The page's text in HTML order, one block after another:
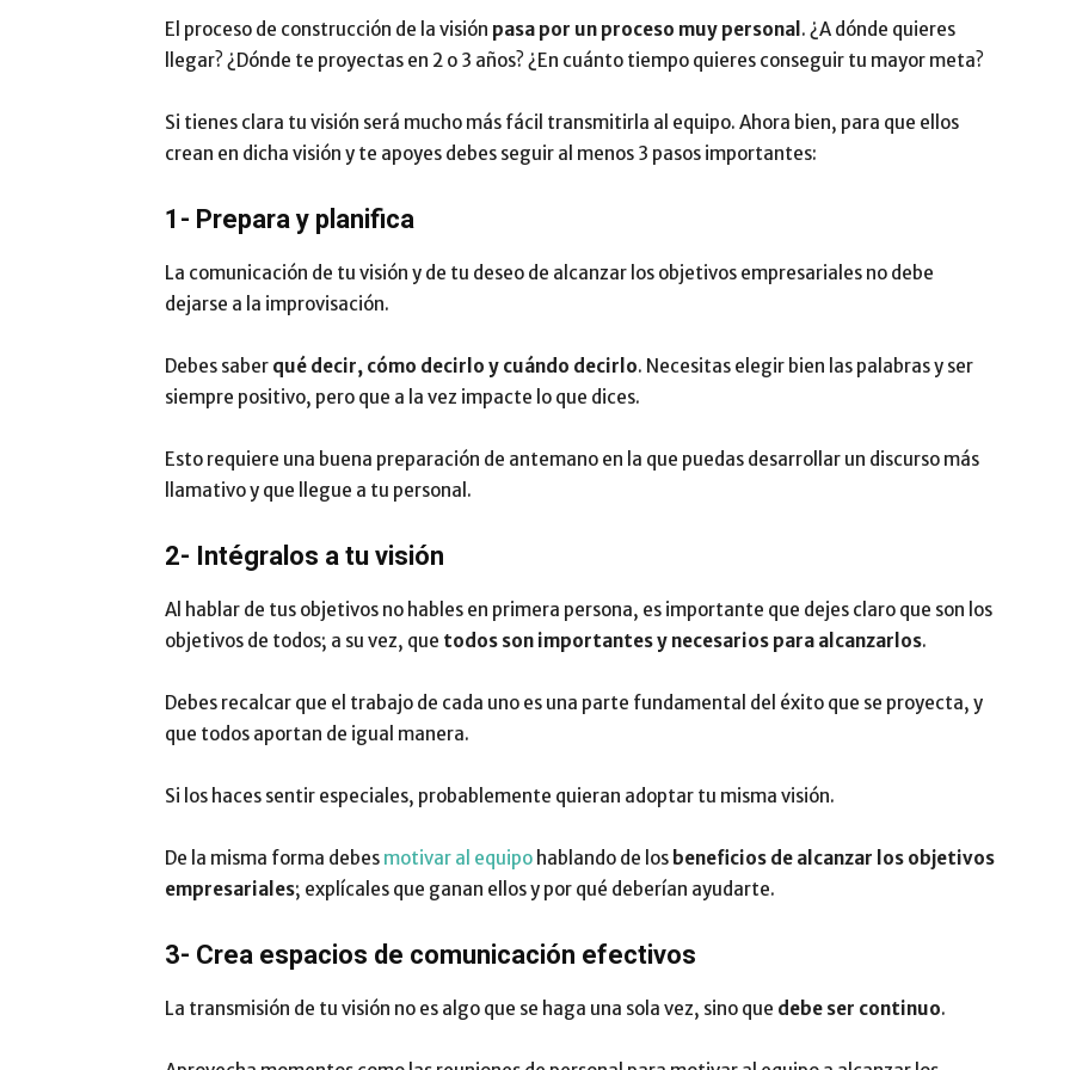
El proceso de construcción de la visión pasa por un proceso muy personal . ¿A dónde quieres
llegar? ¿Dónde te proyectas en 2 o 3 años? ¿En cuánto tiempo quieres conseguir tu mayor meta?
Si tienes clara tu visión será mucho más fácil transmitirla al equipo. Ahora bien, para que ellos
crean en dicha visión y te apoyes debes seguir al menos 3 pasos importantes:
1- Prepara y planifica
La comunicación de tu visión y de tu deseo de alcanzar los objetivos empresariales no debe
dejarse a la improvisación.
Debes saber qué decir, cómo decirlo y cuándo decirlo. Necesitas elegir bien las palabras y ser
siempre positivo, pero que a la vez impacte lo que dices.
Esto requiere una buena preparación de antemano en la que puedas desarrollar un discurso más
llamativo y que llegue a tu personal.
2- Intégralos a tu visión
Al hablar de tus objetivos no hables en primera persona, es importante que dejes claro que son los
objetivos de todos; a su vez, que todos son importantes y necesarios para alcanzarlos.
Debes recalcar que el trabajo de cada uno es una parte fundamental del éxito que se proyecta, y
que todos aportan de igual manera.
Si los haces sentir especiales, probablemente quieran adoptar tu misma visión.
De la misma forma debes motivar al equipo hablando de los beneficios de alcanzar los objetivos
empresariales; explícales que ganan ellos y por qué deberían ayudarte.
3- Crea espacios de comunicación efectivos
La transmisión de tu visión no es algo que se haga una sola vez, sino que debe ser continuo.